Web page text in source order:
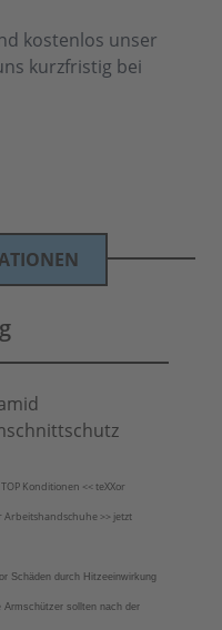
kostenlos unser
kurzfristig bei
Konditionen << teXXor
Arbeitshandschuhe >> jetzt
Schäden durch Hitzeeinwirkung
Armschützer sollten nach der